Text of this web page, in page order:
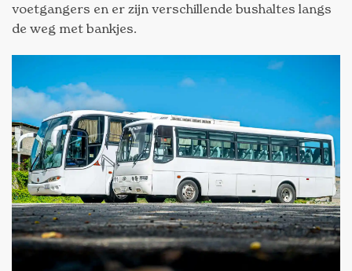
voetgangers en er zijn verschillende bushaltes langs
de weg met bankjes.